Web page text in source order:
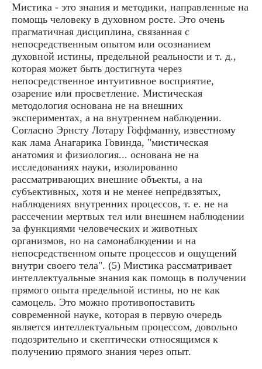
Мистика - это знания и методики, направленные на
помощь человеку в духовном росте. Это очень
прагматичная дисциплина, связанная с
непосредственным опытом или осознанием
духовной истины, предельной реальности и т. д.,
которая может быть достигнута через
непосредственное интуитивное восприятие,
озарение или просветление. Мистическая
методология основана не на внешних
экспериментах, а на внутреннем наблюдении.
Согласно Эрнсту Лотару Гоффманну, известному
как лама Анагарика Говинда, "мистическая
анатомия и физиология... основана не на
исследованиях науки, изолированно
рассматривающих внешние объекты, а на
субъективных, хотя и не менее непредвзятых,
наблюдениях внутренних процессов, т. е. не на
рассечении мертвых тел или внешнем наблюдении
за функциями человеческих и животных
организмов, но на самонаблюдении и на
непосредственном опыте процессов и ощущений
внутри своего тела". (5) Мистика рассматривает
интеллектуальные знания как помощь в получении
прямого опыта предельной истины, но не как
самоцель. Это можно противопоставить
современной науке, которая в первую очередь
является интеллектуальным процессом, довольно
подозрительно и скептически относящимся к
получению прямого знания через опыт.